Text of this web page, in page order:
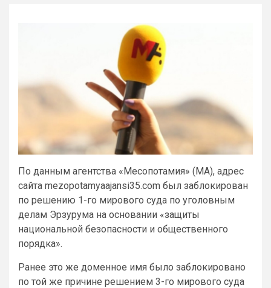
По данным агентства «Месопотамия» (МА), адрес
сайта mezopotamyaajansi35.com был заблокирован
по решению 1-го мирового суда по уголовным
делам Эрзурума на основании «защиты
национальной безопасности и общественного
порядка».
Ранее это же доменное имя было заблокировано
по той же причине решением 3-го мирового суда